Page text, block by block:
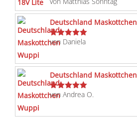
Bewertet
mit5von 5
Deutschland
Bewertet
von Daniela
Deutschland
Bewertet
von Andrea O.